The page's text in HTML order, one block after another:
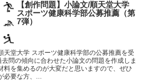
【創作問題】小論文/順天堂大学
スポーツ健康科学部公募推薦（第
7弾）
天堂大学 スポーツ健康科学部の公募推薦を受
問の傾向に合わせた小論文の問題を作成しま
料を集めるのが大変だと思いますので、ぜひ
必要な方、...